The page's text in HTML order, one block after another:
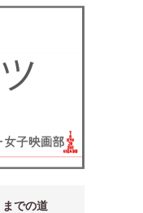
までの道